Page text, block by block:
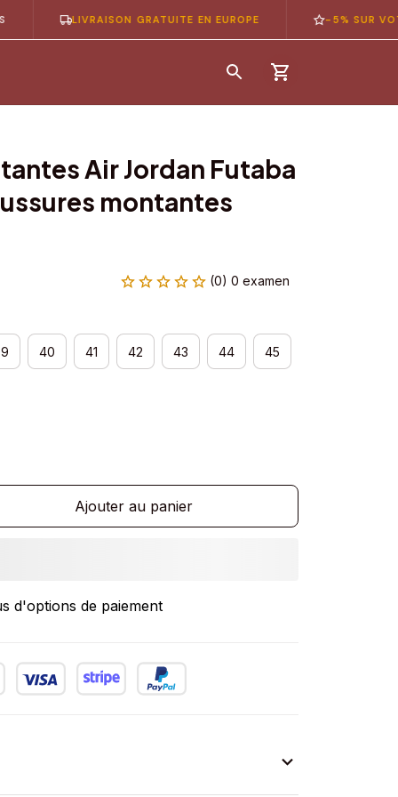
LIVRAISON GRATUITE EN EUROPE -5% SUR VOTRE
Air Jordan Futaba
montantes
(0) 0 examen
40 41 42 43 44 45
Ajouter au panier
d'options de paiement